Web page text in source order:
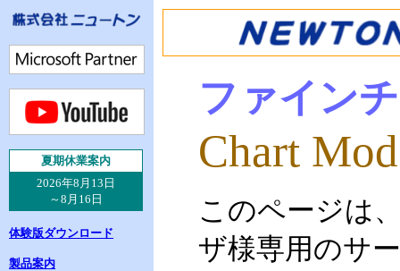
夏期休業案内
2026年8月13日
～8月16日
体験版ダウンロード
製品案内
ファイン
Chart
このページは
ザ様専用のサ